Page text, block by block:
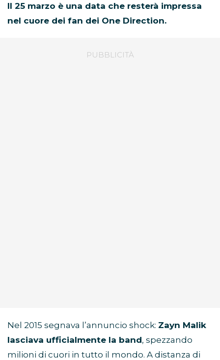
Il 25 marzo è una data che resterà impressa
nel cuore dei fan dei One Direction.
Nel 2015 segnava l’annuncio shock: Zayn Malik
lasciava ufficialmente la band, spezzando
milioni di cuori in tutto il mondo. A distanza di